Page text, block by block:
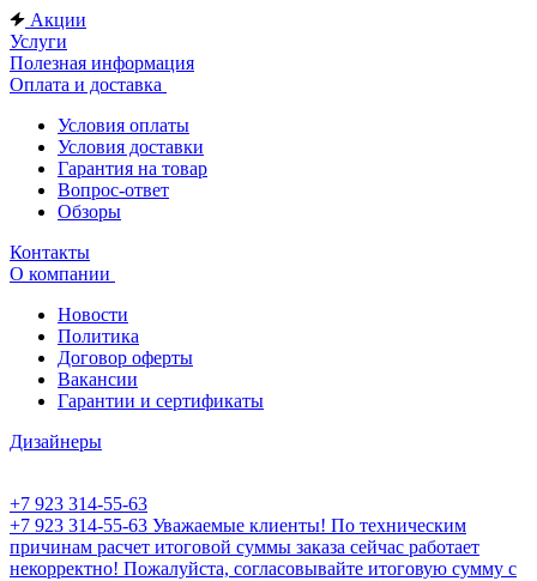
Акции
Услуги
Полезная информация
Оплата и доставка
Условия оплаты
Условия доставки
Гарантия на товар
Вопрос-ответ
Обзоры
Контакты
О компании
Новости
Политика
Договор оферты
Вакансии
Гарантии и сертификаты
Дизайнеры
+7 923 314-55-63
+7 923 314-55-63 Уважаемые клиенты! По техническим
причинам расчет итоговой суммы заказа сейчас работает
некорректно! Пожалуйста, согласовывайте итоговую сумму с